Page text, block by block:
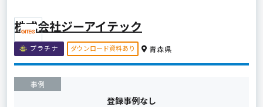
株式会社ジーアイテック
プラチナ ダウンロード資料あり 青森県
事例
登録事例なし